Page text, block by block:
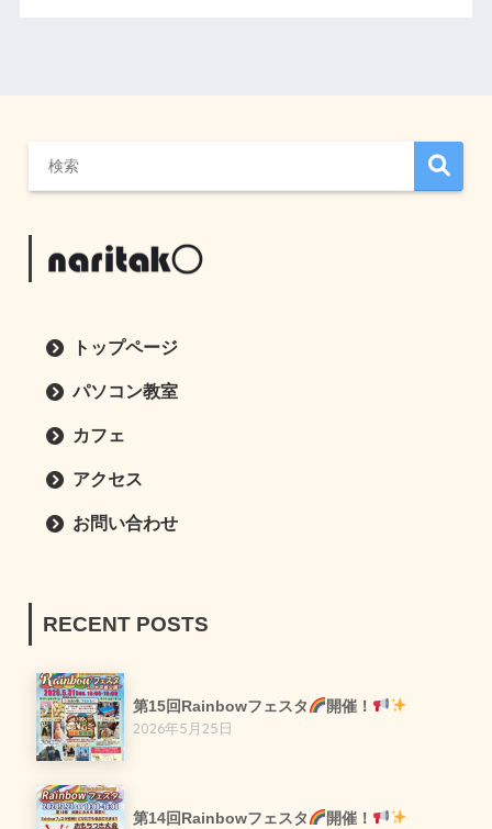
トップページ
パソコン教室
カフェ
アクセス
お問い合わせ
RECENT POSTS
第15回Rainbowフェスタ
開催！
2026年5月25日
第14回Rainbowフェスタ
開催！